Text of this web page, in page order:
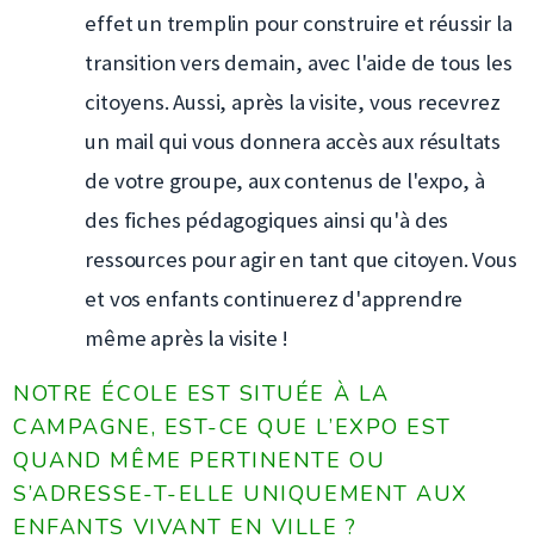
effet un tremplin pour construire et réussir la
transition vers demain, avec l'aide de tous les
citoyens. Aussi, après la visite, vous recevrez
un mail qui vous donnera accès aux résultats
de votre groupe, aux contenus de l'expo, à
des fiches pédagogiques ainsi qu'à des
ressources pour agir en tant que citoyen. Vous
et vos enfants continuerez d'apprendre
même après la visite !
NOTRE ÉCOLE EST SITUÉE À LA
CAMPAGNE, EST-CE QUE L’EXPO EST
QUAND MÊME PERTINENTE OU
S’ADRESSE-T-ELLE UNIQUEMENT AUX
ENFANTS VIVANT EN VILLE ?